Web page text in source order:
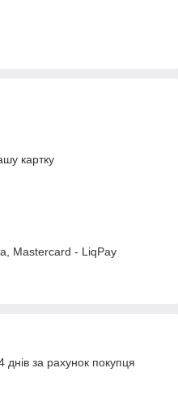
картку
Mastercard - LiqPay
за рахунок покупця